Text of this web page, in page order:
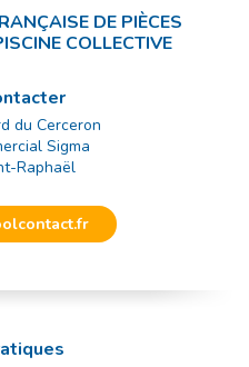
DE PIÈCES
COLLECTIVE
du Cerceron
Sigma
Raphaël